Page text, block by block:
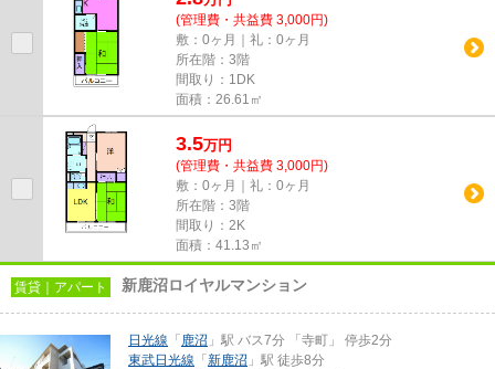
(管理費・共益費 3,000円)
敷：0ヶ月｜礼：0ヶ月
所在階：3階
間取り：1DK
面積：26.61㎡
3.5万円
(管理費・共益費 3,000円)
敷：0ヶ月｜礼：0ヶ月
所在階：3階
間取り：2K
面積：41.13㎡
賃貸｜アパート 新鹿沼ロイヤルマンション
日光線 「 鹿沼 」駅 バス7分 「寺町」 停歩2分
東武日光線 「 新鹿沼 」駅 徒歩8分